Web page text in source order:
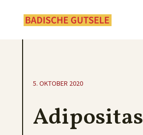
5. OKTOBER 2020
Adipositas